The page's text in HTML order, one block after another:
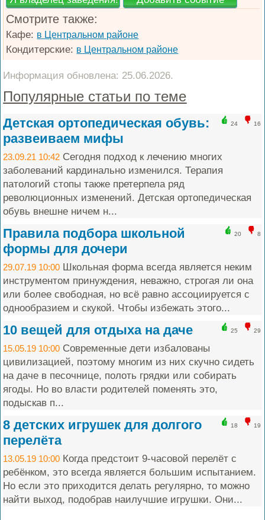
Смотрите также:
Кафе: в Центральном районе
Кондитерские: в Центральном районе
Информация обновлена: 25.06.2026.
Популярные статьи по теме
24 16
Детская ортопедическая обувь:
развеиваем мифы
23.09.21 10:42 Сегодня подход к лечению многих
заболеваний кардинально изменился. Терапия
патологий стопы также претерпела ряд
революционных изменений. Детская ортопедическая
обувь внешне ничем н...
20 8
Правила подбора школьной
формы для дочери
29.07.19 10:00 Школьная форма всегда является неким
инструментом принуждения, неважно, строгая ли она
или более свободная, но всё равно ассоциируется с
однообразием и скукой. Чтобы избежать этого...
25 29
10 вещей для отдыха на даче
15.05.19 10:00 Современные дети избалованы
цивилизацией, поэтому многим из них скучно сидеть
на даче в песочнице, полоть грядки или собирать
ягоды. Но во власти родителей поменять это,
подыскав п...
18 19
8 детских игрушек для долгого
перелёта
13.05.19 10:00 Когда предстоит 9-часовой перелёт с
ребёнком, это всегда является большим испытанием.
Но если это приходится делать регулярно, то можно
найти выход, подобрав наилучшие игрушки. Они...